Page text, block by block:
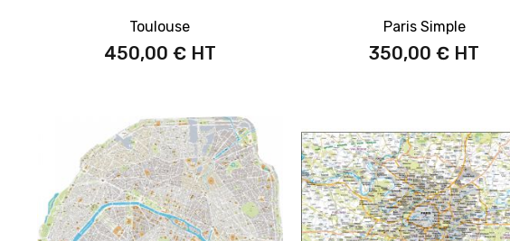
Toulouse
450,00 €
Paris Simple
350,00 €